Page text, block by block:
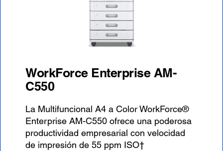
WorkForce Enterprise AM-
C550
La Multifuncional A4 a Color WorkForce®
Enterprise AM-C550 ofrece una poderosa
productividad empresarial con velocidad
de impresión de 55 ppm ISO†